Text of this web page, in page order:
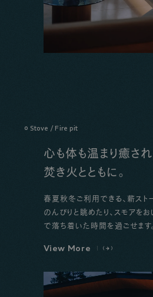
Stove / Fire pit
心も体も温まり癒され
焚き火とともに。
春夏秋冬ご利用できる、薪スト
のんびりと眺めたり、スモアを
で落ち着いた時間を過ごせます。
View More